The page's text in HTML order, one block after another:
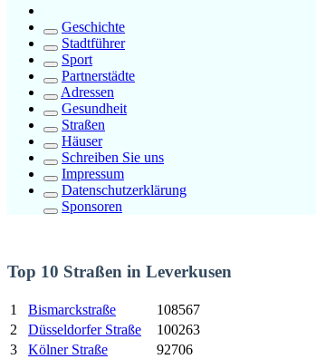
Geschichte
Stadtführer
Sport
Partnerstädte
Adressen
Gesundheit
Straßen
Häuser
Schreiben Sie uns
Impressum
Datenschutzerklärung
Sponsoren
Top 10 Straßen in Leverkusen
1 Bismarckstraße
108567
2
Düsseldorfer Straße
100263
3
Kölner Straße
92706